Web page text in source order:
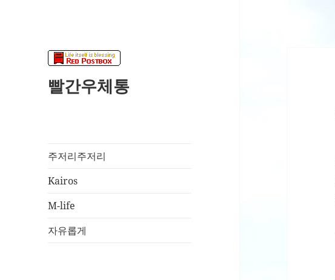
빨간우체통
주저리주저리
Kairos
M-life
자유롭게